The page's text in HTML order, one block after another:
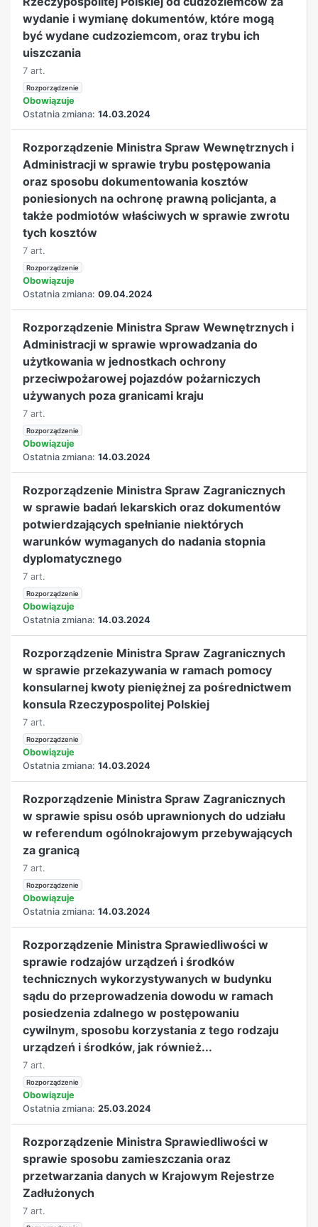
wydanie i wymianę dokumentów, które mogą
być wydane cudzoziemcom, oraz trybu ich
uiszczania
7 art.
Rozporządzenie
Obowiązuje
Ostatnia zmiana: 14.03.2024
Rozporządzenie Ministra Spraw Wewnętrznych i
Administracji w sprawie trybu postępowania
oraz sposobu dokumentowania kosztów
poniesionych na ochronę prawną policjanta, a
także podmiotów właściwych w sprawie zwrotu
tych kosztów
7 art.
Rozporządzenie
Obowiązuje
Ostatnia zmiana: 09.04.2024
Rozporządzenie Ministra Spraw Wewnętrznych i
Administracji w sprawie wprowadzania do
użytkowania w jednostkach ochrony
przeciwpożarowej pojazdów pożarniczych
używanych poza granicami kraju
7 art.
Rozporządzenie
Obowiązuje
Ostatnia zmiana: 14.03.2024
Rozporządzenie Ministra Spraw Zagranicznych
w sprawie badań lekarskich oraz dokumentów
potwierdzających spełnianie niektórych
warunków wymaganych do nadania stopnia
dyplomatycznego
7 art.
Rozporządzenie
Obowiązuje
Ostatnia zmiana: 14.03.2024
Rozporządzenie Ministra Spraw Zagranicznych
w sprawie przekazywania w ramach pomocy
konsularnej kwoty pieniężnej za pośrednictwem
konsula Rzeczypospolitej Polskiej
7 art.
Rozporządzenie
Obowiązuje
Ostatnia zmiana: 14.03.2024
Rozporządzenie Ministra Spraw Zagranicznych
w sprawie spisu osób uprawnionych do udziału
w referendum ogólnokrajowym przebywających
za granicą
7 art.
Rozporządzenie
Obowiązuje
Ostatnia zmiana: 14.03.2024
Rozporządzenie Ministra Sprawiedliwości w
sprawie rodzajów urządzeń i środków
technicznych wykorzystywanych w budynku
sądu do przeprowadzenia dowodu w ramach
posiedzenia zdalnego w postępowaniu
cywilnym, sposobu korzystania z tego rodzaju
urządzeń i środków, jak również...
7 art.
Rozporządzenie
Obowiązuje
Ostatnia zmiana: 25.03.2024
Rozporządzenie Ministra Sprawiedliwości w
sprawie sposobu zamieszczania oraz
przetwarzania danych w Krajowym Rejestrze
Zadłużonych
7 art.